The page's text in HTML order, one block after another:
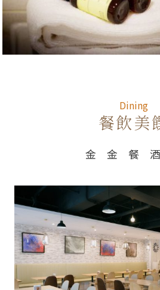
Dining
餐飲美
金 金 餐